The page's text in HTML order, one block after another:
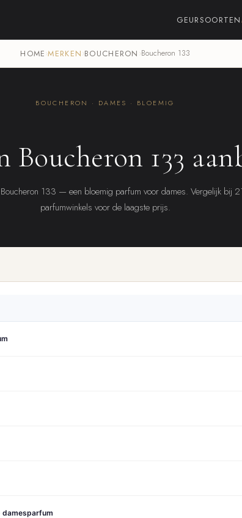
GEURSOORTEN
HOME›MERKEN›BOUCHERON ›Boucheron 133
BOUCHERON · DAMES · BLOEMIG
Boucheron 133
Boucheron 133 — een bloemig parfum voor dames. Vergelijk bij
parfumwinkels voor de laagste prijs.
damesparfum